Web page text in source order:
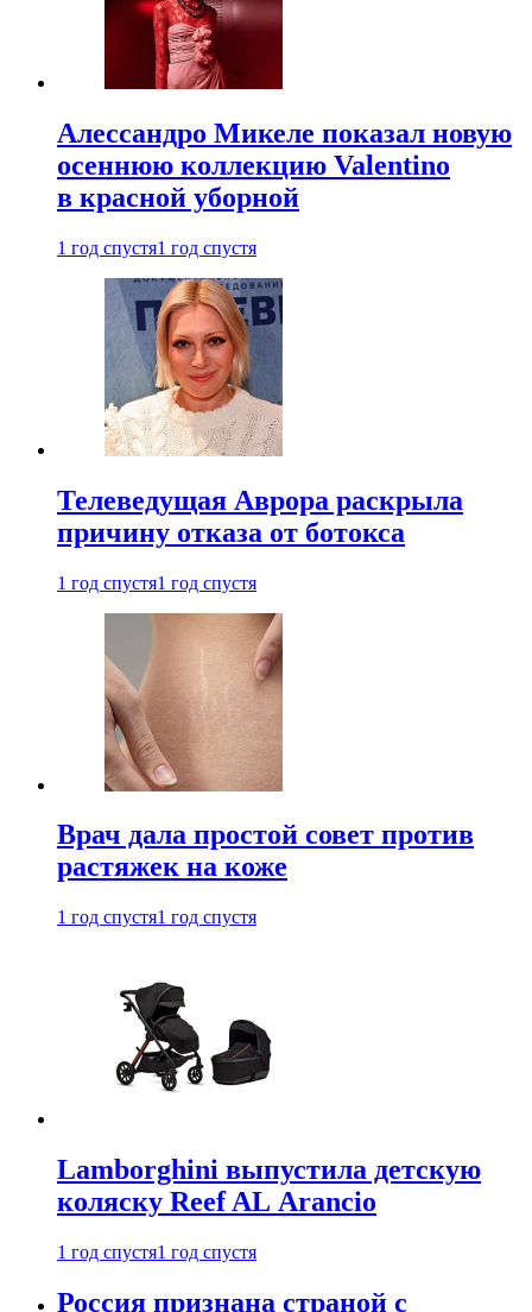
Алессандро Микеле показал новую
осеннюю коллекцию Valentino
в красной уборной
1 год спустя1 год спустя
Телеведущая Аврора раскрыла
причину отказа от ботокса
1 год спустя1 год спустя
Врач дала простой совет против
растяжек на коже
1 год спустя1 год спустя
Lamborghini выпустила детскую
коляску Reef AL Arancio
1 год спустя1 год спустя
Россия признана страной с